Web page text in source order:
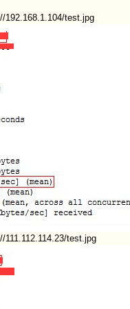
192.168.1.104/test.jpg
111.112.114.23/test.jpg